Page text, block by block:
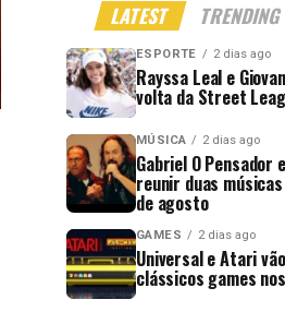
LATEST TRENDING
ESPORTE 2 dias ago
Rayssa Leal e
volta da Street
MÚSICA 2 dias ago
Gabriel O Pensador
reunir duas
de agosto
GAMES 2 dias ago
Universal e Atari
clássicos games